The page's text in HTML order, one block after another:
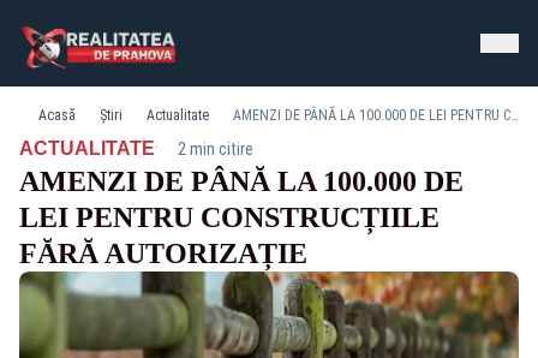
Acasă Știri Actualitate AMENZI DE PÂNĂ LA 100.000 DE LEI PENTRU CONSTRUCȚIILE FĂRĂ AUTORIZAȚIE
ACTUALITATE· 2 min citire
AMENZI DE PÂNĂ LA 100.000 DE
LEI PENTRU CONSTRUCȚIILE
FĂRĂ AUTORIZAȚIE